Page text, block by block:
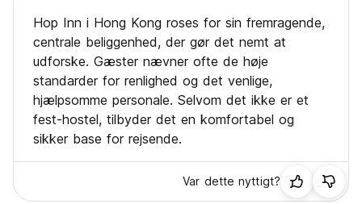
Hop Inn i Hong Kong roses for sin fremragende,
centrale beliggenhed, der gør det nemt at
udforske. Gæster nævner ofte de høje
standarder for renlighed og det venlige,
hjælpsomme personale. Selvom det ikke er et
fest-hostel, tilbyder det en komfortabel og
sikker base for rejsende.
Var dette nyttigt?